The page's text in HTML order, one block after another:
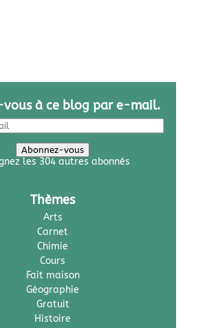
à ce blog par e-mail.
Abonnez-vous
les 304 autres abonnés
Thèmes
Arts
Carnet
Chimie
Cours
Fait maison
Géographie
Gratuit
Histoire